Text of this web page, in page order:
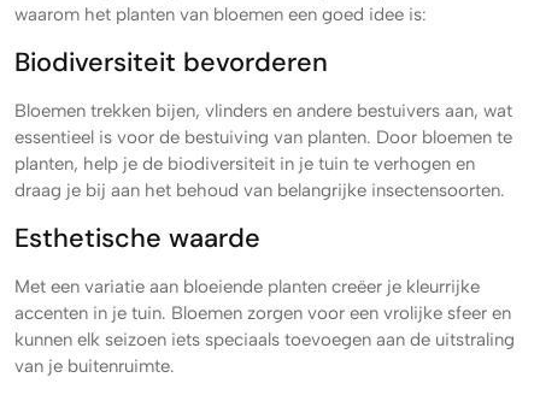
waarom het planten van bloemen een goed idee is:
Biodiversiteit bevorderen
Bloemen trekken bijen, vlinders en andere bestuivers aan, wat
essentieel is voor de bestuiving van planten. Door bloemen te
planten, help je de biodiversiteit in je tuin te verhogen en
draag je bij aan het behoud van belangrijke insectensoorten.
Esthetische waarde
Met een variatie aan bloeiende planten creëer je kleurrijke
accenten in je tuin. Bloemen zorgen voor een vrolijke sfeer en
kunnen elk seizoen iets speciaals toevoegen aan de uitstraling
van je buitenruimte.